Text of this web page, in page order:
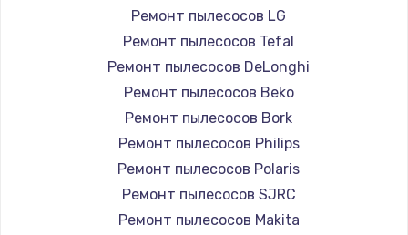
Замена конфорки
1100 руб.
Замена платы сенсора
900 руб.
Замена регулятора режимов конфорки
Ремонт пылесосов LG
Ремонт пылесосов Tefal
Ремонт пылесосов DeLonghi
Ремонт пылесосов Beko
Ремонт пылесосов Bork
Ремонт пылесосов Philips
Ремонт пылесосов Polaris
Ремонт пылесосов SJRC
Ремонт пылесосов Makita